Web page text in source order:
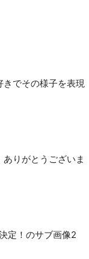
でその様子を表現
りがとうございま